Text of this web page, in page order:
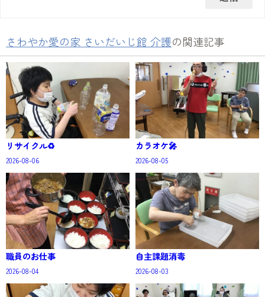
さわやか愛の家 さいだいじ館 介護の関連記事
リサイクル♻️
2026-08-06
カラオケ🎤
2026-08-05
職員のお仕事
2026-08-04
自主課題消毒
2026-08-03